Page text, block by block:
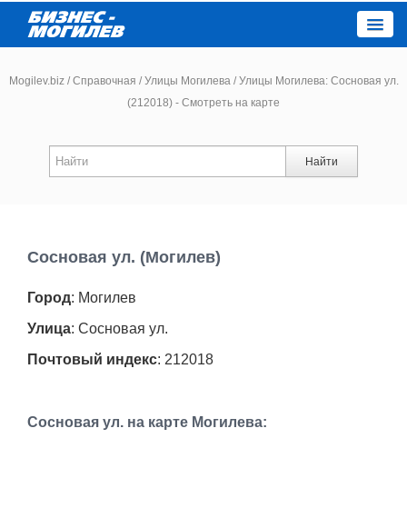
Новости
Афиша
Транспорт
Mogilev.biz / Справочная / Улицы Могилева /Улицы Могилева: Сосновая ул.
(212018) - Смотреть на карте
Найти
Сосновая ул. (Могилев)
Город: Могилев
Улица: Сосновая ул.
Почтовый индекс: 212018
Сосновая ул. на карте Могилева: